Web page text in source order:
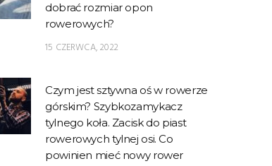
dobrać rozmiar opon
rowerowych?
15 CZERWCA, 2022
Czym jest sztywna oś w rowerze
górskim? Szybkozamykacz
tylnego koła. Zacisk do piast
rowerowych tylnej osi. Co
powinien mieć nowy rower